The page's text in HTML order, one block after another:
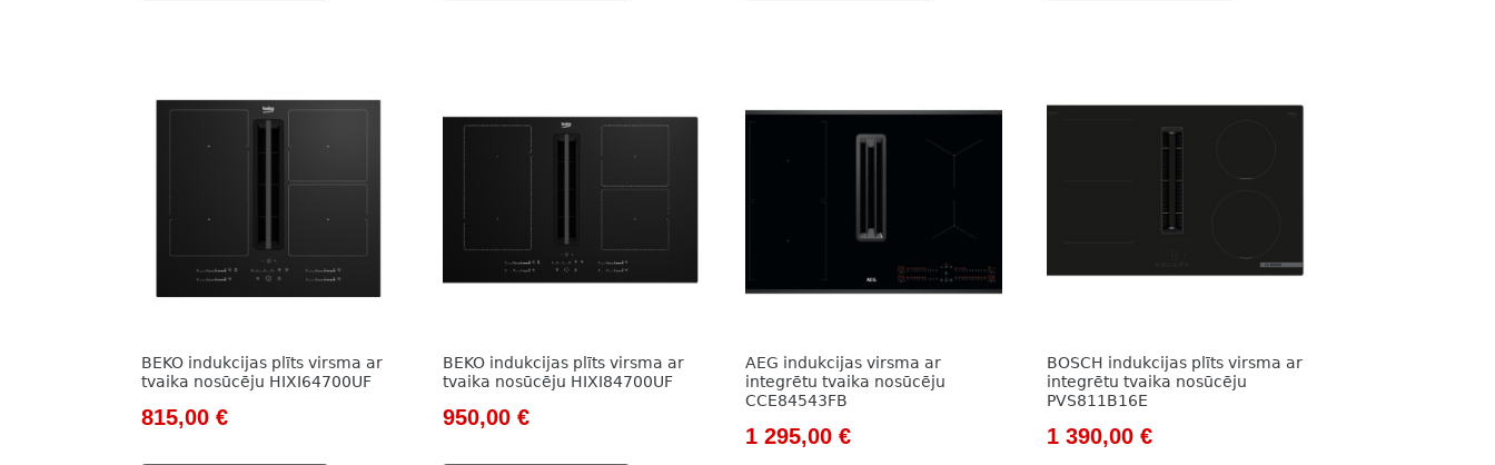
BEKO indukcijas plīts virsma ar
tvaika nosūcēju HIXI64700UF
Original
815,00 €Current
BEKO indukcijas plīts virsma ar
tvaika nosūcēju HIXI84700UF
Original
950,00€Current
AEG indukcijas virsma ar
integrētu tvaika nosūcēju
CCE84543FB
Original
1 295,00 €Current
BOSCH indukcijas plīts virsma ar
integrētu tvaika nosūcēju
PVS811B16E
Original
1 390,00€Current